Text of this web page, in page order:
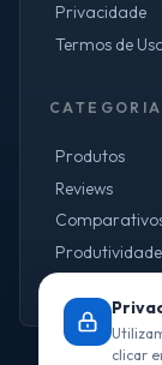
Privacidade
Termos de
Produtos
Reviews
Produtividade
clicar